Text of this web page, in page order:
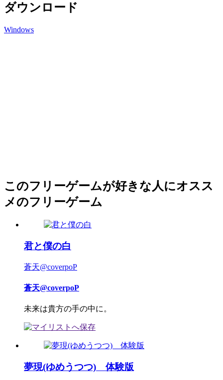
ダウンロード
Windows
このフリーゲームが好きな人にオスス
メのフリーゲーム
君と僕の白
蒼天@coverpoP
蒼天@coverpoP
未来は貴方の手の中に。
夢現(ゆめうつつ) 体験版